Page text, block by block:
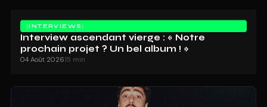
INTERVIEWS
Interview ascendant vierge : « Notre
prochain projet ? Un bel album ! »
04 Août 202615 min